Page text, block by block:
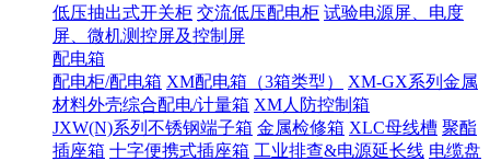
低压抽出式开关柜 交流低压配电柜 试验电源屏、电度
屏、微机测控屏及控制屏
配电箱
配电柜/配电箱 XM配电箱（3箱类型）
XM-GX系列金属
材料外壳综合配电/计量箱 XM人防控制箱
JXW(N)系列不锈钢端子箱 金属检修箱 XLC母线槽 聚酯
插座箱 十字便携式插座箱 工业排查&电源延长线 电缆盘